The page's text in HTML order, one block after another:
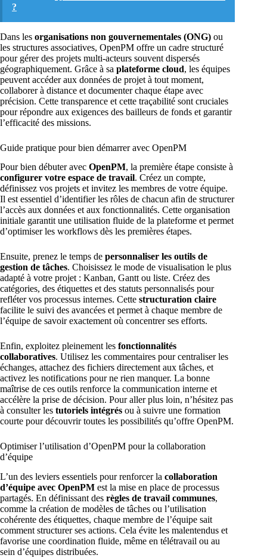
?
Dans les organisations non gouvernementales (ONG) ou
les structures associatives, OpenPM offre un cadre structuré
pour gérer des projets multi-acteurs souvent dispersés
géographiquement. Grâce à sa plateforme cloud, les équipes
peuvent accéder aux données de projet à tout moment,
collaborer à distance et documenter chaque étape avec
précision. Cette transparence et cette traçabilité sont cruciales
pour répondre aux exigences des bailleurs de fonds et garantir
l’efficacité des missions.
Guide pratique pour bien démarrer avec OpenPM
Pour bien débuter avec OpenPM, la première étape consiste à
configurer votre espace de travail. Créez un compte,
définissez vos projets et invitez les membres de votre équipe.
Il est essentiel d’identifier les rôles de chacun afin de structurer
l’accès aux données et aux fonctionnalités. Cette organisation
initiale garantit une utilisation fluide de la plateforme et permet
d’optimiser les workflows dès les premières étapes.
Ensuite, prenez le temps de personnaliser les outils de
gestion de tâches. Choisissez le mode de visualisation le plus
adapté à votre projet : Kanban, Gantt ou liste. Créez des
catégories, des étiquettes et des statuts personnalisés pour
refléter vos processus internes. Cette structuration claire
facilite le suivi des avancées et permet à chaque membre de
l’équipe de savoir exactement où concentrer ses efforts.
Enfin, exploitez pleinement les fonctionnalités
collaboratives. Utilisez les commentaires pour centraliser les
échanges, attachez des fichiers directement aux tâches, et
activez les notifications pour ne rien manquer. La bonne
maîtrise de ces outils renforce la communication interne et
accélère la prise de décision. Pour aller plus loin, n’hésitez pas
à consulter les tutoriels intégrés ou à suivre une formation
courte pour découvrir toutes les possibilités qu’offre OpenPM.
Optimiser l’utilisation d’OpenPM pour la collaboration
d’équipe
L’un des leviers essentiels pour renforcer la collaboration
d’équipe avec OpenPM est la mise en place de processus
partagés. En définissant des règles de travail communes,
comme la création de modèles de tâches ou l’utilisation
cohérente des étiquettes, chaque membre de l’équipe sait
comment structurer ses actions. Cela évite les malentendus et
favorise une coordination fluide, même en télétravail ou au
sein d’équipes distribuées.